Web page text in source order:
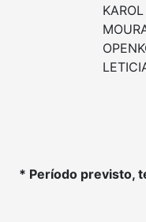
* Período previsto,